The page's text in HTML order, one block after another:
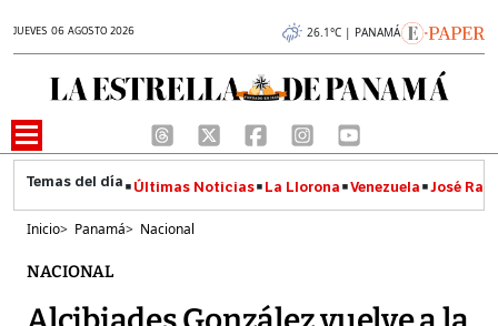
JUEVES 06 AGOSTO 2026 26.1°C | PANAMÁ
Últimas Noticias La Llorona Venezuela José
Inicio> Panamá> Nacional
NACIONAL